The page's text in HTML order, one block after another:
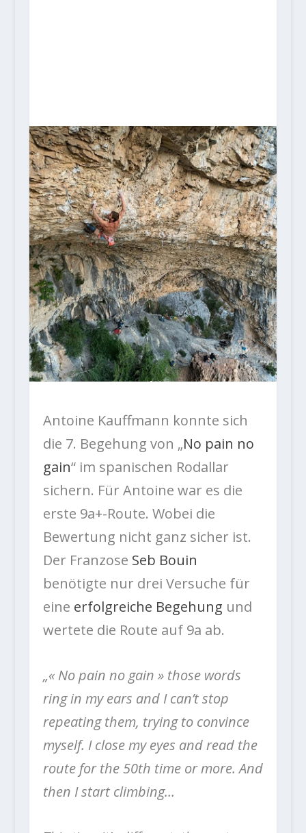
Antoine Kauffmann konnte sich
die 7. Begehung von „No pain no
gain“ im spanischen Rodallar
sichern. Für Antoine war es die
erste 9a+-Route. Wobei die
Bewertung nicht ganz sicher ist.
Der Franzose Seb Bouin
benötigte nur drei Versuche für
eine erfolgreiche Begehung und
wertete die Route auf 9a ab.
„« No pain no gain » those words
ring in my ears and I can’t stop
repeating them, trying to convince
myself. I close my eyes and read the
route for the 50th time or more. And
then I start climbing…